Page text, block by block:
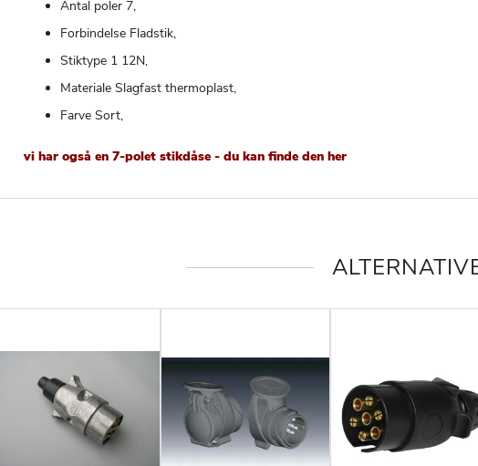
Antal poler 7,
Forbindelse Fladstik,
Stiktype 1 12N,
Materiale Slagfast thermoplast,
Farve Sort,
vi har også en 7-polet stikdåse - du kan finde den her